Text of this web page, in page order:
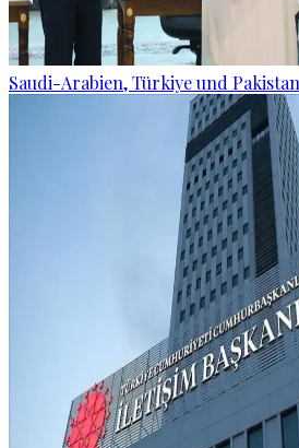
Saudi-Arabien, Türkiye und